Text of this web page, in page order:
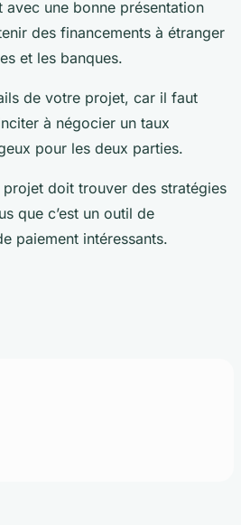
une bonne présentation
des financements à étranger
et les banques.
de votre projet, car il faut
à négocier un taux
pour les deux parties.
doit trouver des stratégies
que c’est un outil de
paiement intéressants.